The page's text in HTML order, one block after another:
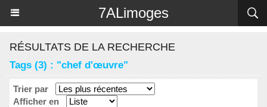
7ALimoges
RÉSULTATS DE LA RECHERCHE
Tags (3) : "chef d'œuvre"
Trier par
Afficher en